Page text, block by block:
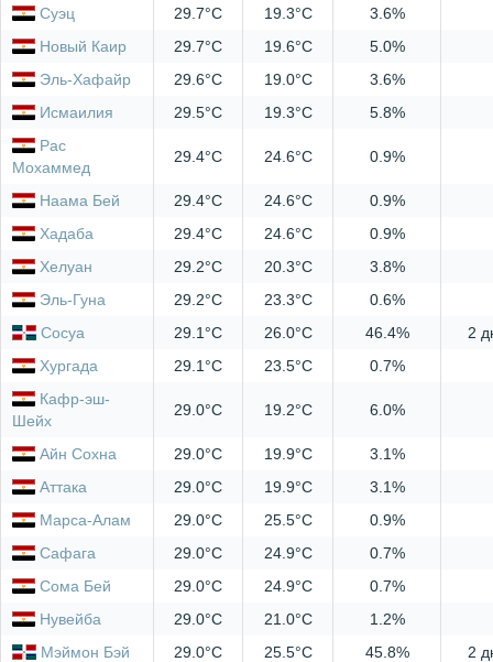
Суэц
29.7°C 19.3°C
3.6%
Новый Каир
29.7°C 19.6°C
5.0%
Эль-Хафайр
29.6°C 19.0°C
3.6%
Исмаилия
29.5°C 19.3°C
5.8%
Рас
Мохаммед
29.4°C 24.6°C 0.9%
Наама Бей 29.4°C 24.6°C
0.9%
Хадаба
29.4°C 24.6°C
0.9%
Хелуан
29.2°C 20.3°C
3.8%
Эль-Гуна
29.2°C 23.3°C
0.6%
Сосуа
29.1°C 26.0°C 46.4%
2
Хургада
29.1°C 23.5°C
0.7%
Кафр-эш-
Шейх
29.0°C 19.2°C 6.0%
Айн Сохна 29.0°C 19.9°C
3.1%
Аттака
29.0°C 19.9°C
3.1%
Марса-Алам
29.0°C 25.5°C
0.9%
Сафага
29.0°C 24.9°C
0.7%
Сома Бей
29.0°C 24.9°C
0.7%
Нувейба
29.0°C 21.0°C
1.2%
Мэймон Бэй
29.0°C 25.5°C 45.8%
2